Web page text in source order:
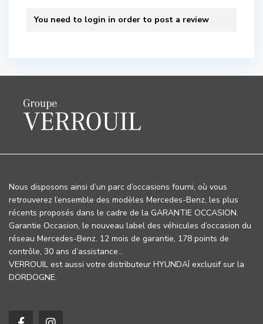
You need to login in order to post a review
Nous disposons ainsi d’un parc d’occasions fourni, où vous
retrouverez l’ensemble des modèles Mercedes-Benz, les plus
récents proposés dans le cadre de la GARANTIE OCCASION.
Garantie Occasion, le nouveau label des véhicules d’occasion du
réseau Mercedes-Benz. 12 mois de garantie, 178 points de
contrôle, 30 ans d’assistance…
VERROUIL est aussi votre distributeur HYUNDAÏ exclusif sur la
DORDOGNE.